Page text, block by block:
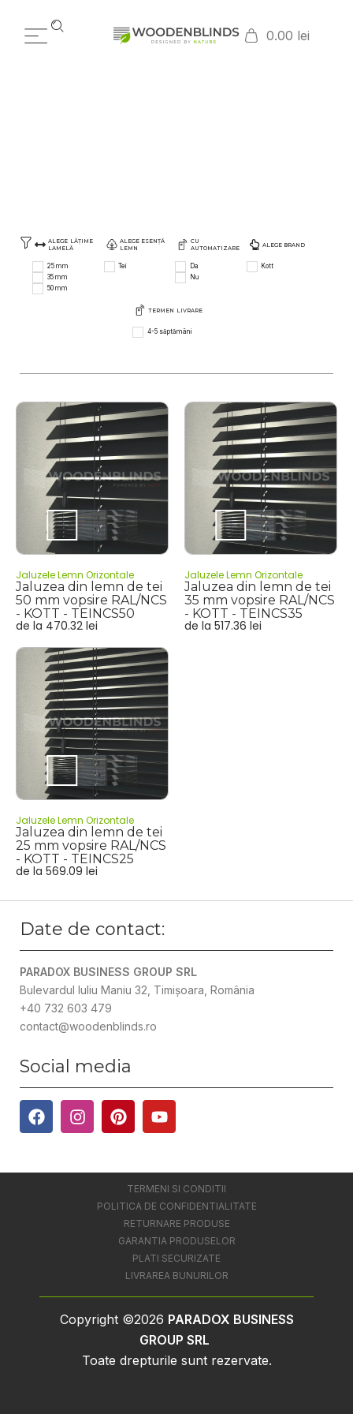
0.00 lei
ALEGE LĂȚIME
LAMELĂ
25 mm
35 mm
50 mm
ALEGE ESENȚĂ
LEMN
Tei
CU
AUTOMATIZARE
Da
Nu
ALEGE BRAND
Kott
TERMEN LIVRARE
4-5 săptămâni
Jaluzele Lemn Orizontale
Jaluzea din lemn de tei
50 mm vopsire RAL/NCS
- KOTT - TEINCS50
de la 470.32 lei
Jaluzele Lemn Orizontale
Jaluzea din lemn de tei
35 mm vopsire RAL/NCS
- KOTT - TEINCS35
de la 517.36 lei
Jaluzele Lemn Orizontale
Jaluzea din lemn de tei
25 mm vopsire RAL/NCS
- KOTT - TEINCS25
de la 569.09 lei
Date de contact:
PARADOX BUSINESS GROUP SRL
Bulevardul Iuliu Maniu 32, Timișoara, România
+40 732 603 479
contact@woodenblinds.ro
Social media
TERMENI SI CONDITII
POLITICA DE CONFIDENTIALITATE
RETURNARE PRODUSE
GARANTIA PRODUSELOR
PLATI SECURIZATE
LIVRAREA BUNURILOR
Copyright ©2026 PARADOX BUSINESS
GROUP SRL
Toate drepturile sunt rezervate.